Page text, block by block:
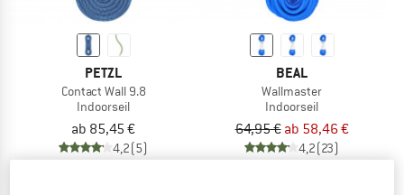
PETZL
Contact Wall 9.8
Indoorseil
ab 85,45 €
4,2(5)
BEAL
Wallmaster
Indoorseil
64,95 € ab 58,46 €
4,2(23)